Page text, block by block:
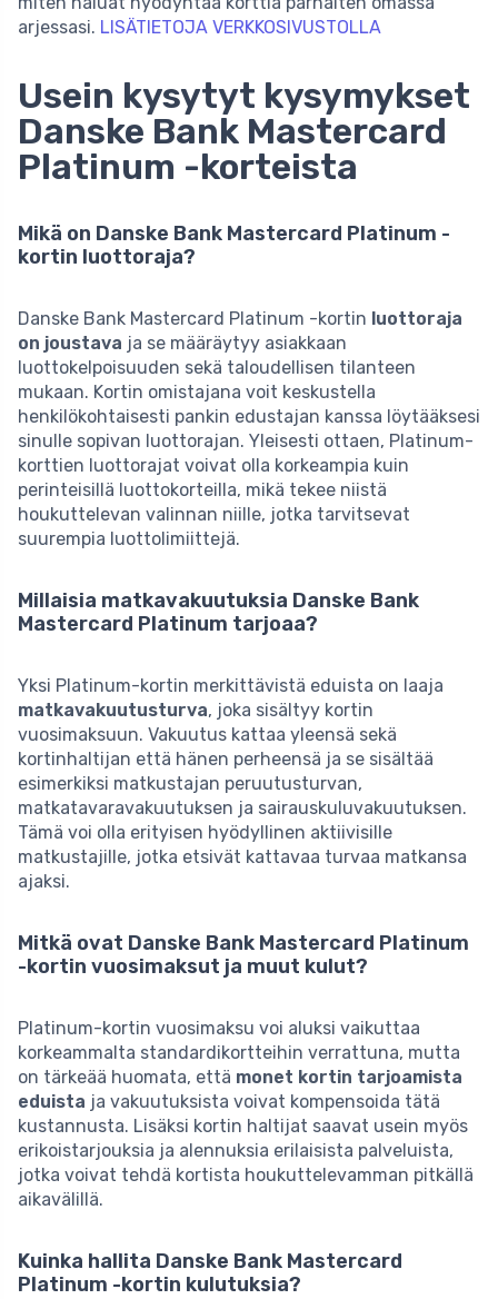
arjessasi. LISÄTIETOJA VERKKOSIVUSTOLLA
Usein kysytyt kysymykset
Danske Bank Mastercard
Platinum -korteista
Mikä on Danske Bank Mastercard Platinum -
kortin luottoraja?
Danske Bank Mastercard Platinum -kortin luottoraja
on joustava ja se määräytyy asiakkaan
luottokelpoisuuden sekä taloudellisen tilanteen
mukaan. Kortin omistajana voit keskustella
henkilökohtaisesti pankin edustajan kanssa löytääksesi
sinulle sopivan luottorajan. Yleisesti ottaen, Platinum-
korttien luottorajat voivat olla korkeampia kuin
perinteisillä luottokorteilla, mikä tekee niistä
houkuttelevan valinnan niille, jotka tarvitsevat
suurempia luottolimiittejä.
Millaisia matkavakuutuksia Danske Bank
Mastercard Platinum tarjoaa?
Yksi Platinum-kortin merkittävistä eduista on laaja
matkavakuutusturva, joka sisältyy kortin
vuosimaksuun. Vakuutus kattaa yleensä sekä
kortinhaltijan että hänen perheensä ja se sisältää
esimerkiksi matkustajan peruutusturvan,
matkatavaravakuutuksen ja sairauskuluvakuutuksen.
Tämä voi olla erityisen hyödyllinen aktiivisille
matkustajille, jotka etsivät kattavaa turvaa matkansa
ajaksi.
Mitkä ovat Danske Bank Mastercard Platinum
-kortin vuosimaksut ja muut kulut?
Platinum-kortin vuosimaksu voi aluksi vaikuttaa
korkeammalta standardikortteihin verrattuna, mutta
on tärkeää huomata, että monet kortin tarjoamista
eduista ja vakuutuksista voivat kompensoida tätä
kustannusta. Lisäksi kortin haltijat saavat usein myös
erikoistarjouksia ja alennuksia erilaisista palveluista,
jotka voivat tehdä kortista houkuttelevamman pitkällä
aikavälillä.
Kuinka hallita Danske Bank Mastercard
Platinum -kortin kulutuksia?